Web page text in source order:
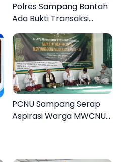
Polres Sampang Bantah
Ada Bukti Transaksi
dalam Kasus Rudapaksa
Anak 27 Tersangka
PCNU Sampang Serap
Aspirasi Warga MWCNU